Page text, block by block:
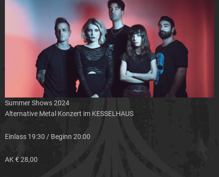
Summer Shows 2024
Alternative Metal Konzert im KESSELHAUS
Einlass 19:30 / Beginn 20:00
AK € 28,00